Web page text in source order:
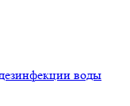
воды